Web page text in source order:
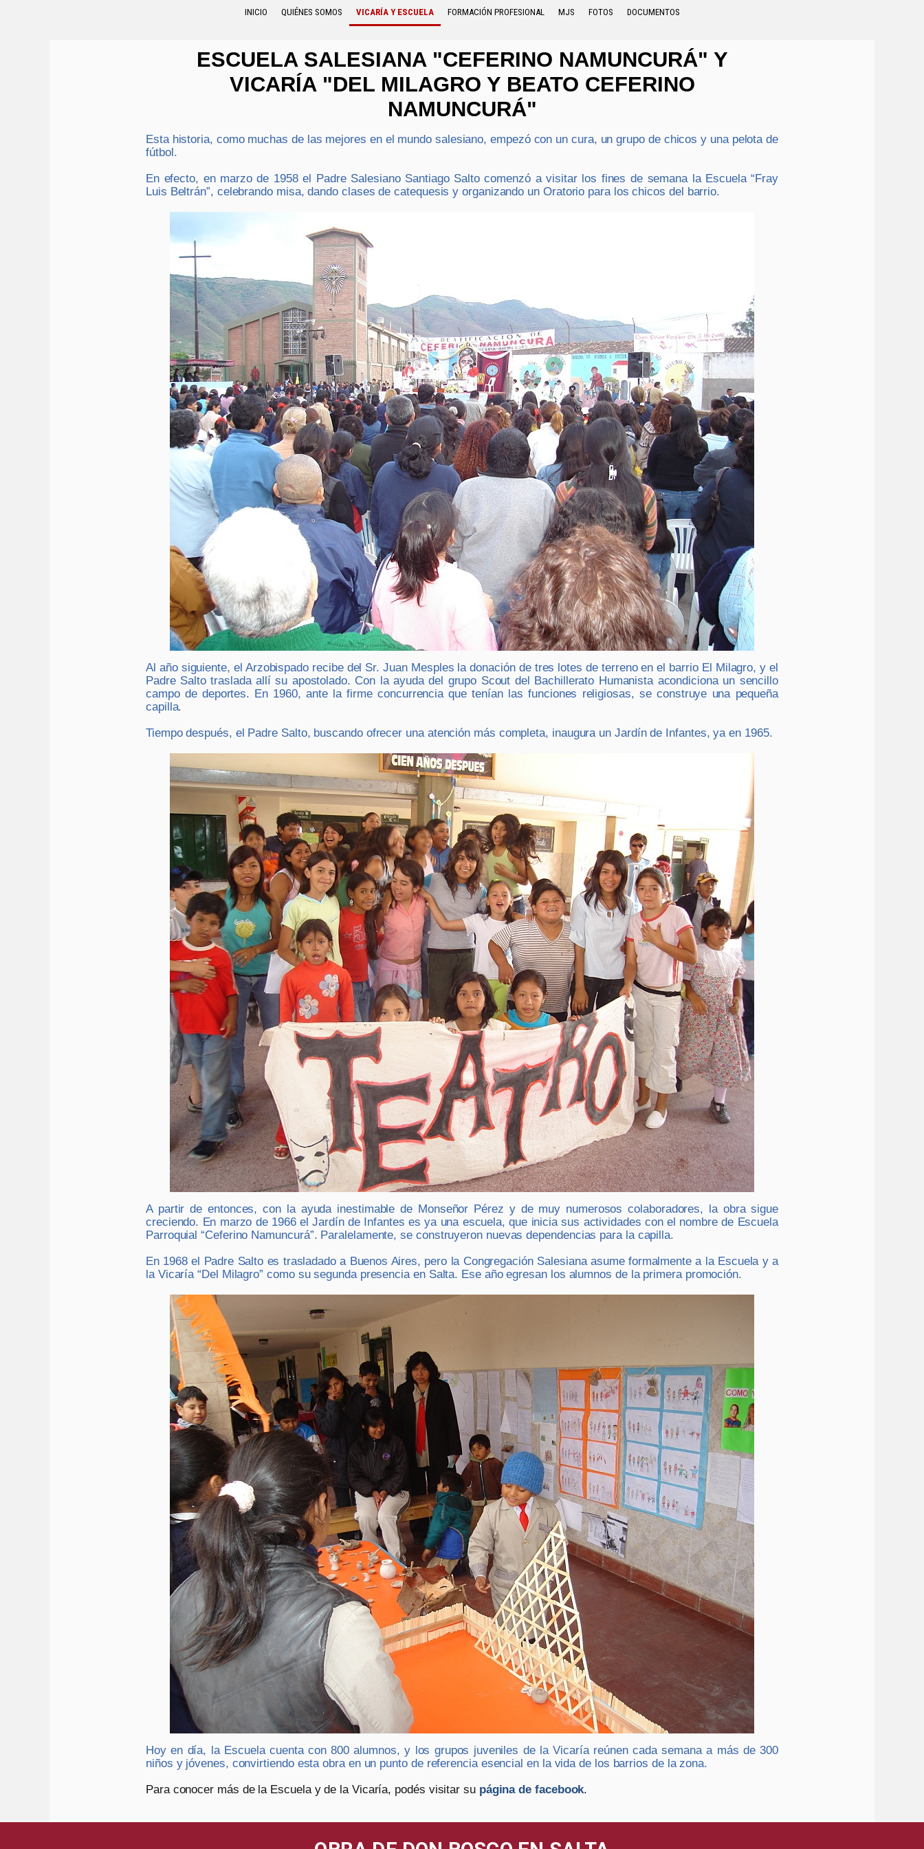
INICIO QUIÉNES SOMOS VICARÍA Y ESCUELA FORMACIÓN PROFESIONAL MJS FOTOS DOCUMENTOS
ESCUELA SALESIANA "CEFERINO NAMUNCURÁ" Y
VICARÍA "DEL MILAGRO Y BEATO CEFERINO
NAMUNCURÁ"
Esta historia, como muchas de las mejores en el mundo salesiano, empezó con un cura, un grupo de chicos y una pelota de
fútbol.
En efecto, en marzo de 1958 el Padre Salesiano Santiago Salto comenzó a visitar los fines de semana la Escuela “Fray
Luis Beltrán”, celebrando misa, dando clases de catequesis y organizando un Oratorio para los chicos del barrio.
Al año siguiente, el Arzobispado recibe del Sr. Juan Mesples la donación de tres lotes de terreno en el barrio El Milagro, y el
Padre Salto traslada allí su apostolado. Con la ayuda del grupo Scout del Bachillerato Humanista acondiciona un sencillo
campo de deportes. En 1960, ante la firme concurrencia que tenían las funciones religiosas, se construye una pequeña
capilla.
Tiempo después, el Padre Salto, buscando ofrecer una atención más completa, inaugura un Jardín de Infantes, ya en 1965.
A partir de entonces, con la ayuda inestimable de Monseñor Pérez y de muy numerosos colaboradores, la obra sigue
creciendo. En marzo de 1966 el Jardín de Infantes es ya una escuela, que inicia sus actividades con el nombre de Escuela
Parroquial “Ceferino Namuncurá”. Paralelamente, se construyeron nuevas dependencias para la capilla.
En 1968 el Padre Salto es trasladado a Buenos Aires, pero la Congregación Salesiana asume formalmente a la Escuela y a
la Vicaría “Del Milagro” como su segunda presencia en Salta. Ese año egresan los alumnos de la primera promoción.
Hoy en día, la Escuela cuenta con 800 alumnos, y los grupos juveniles de la Vicaría reúnen cada semana a más de 300
niños y jóvenes, convirtiendo esta obra en un punto de referencia esencial en la vida de los barrios de la zona.
Para conocer más de la Escuela y de la Vicaría, podés visitar su página de facebook.